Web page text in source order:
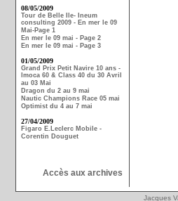
08/05/2009
Tour de Belle Ile- Ineum
consulting 2009 - En mer le 09
Mai-Page 1
En mer le 09 mai - Page 2
En mer le 09 mai - Page 3
01/05/2009
Grand Prix Petit Navire 10 ans -
Imoca 60 & Class 40 du 30 Avril
au 03 Mai
Dragon du 2 au 9 mai
Nautic Champions Race 05 mai
Optimist du 4 au 7 mai
27/04/2009
Figaro E.Leclerc Mobile -
Corentin Douguet
Accès aux archives
Jacques